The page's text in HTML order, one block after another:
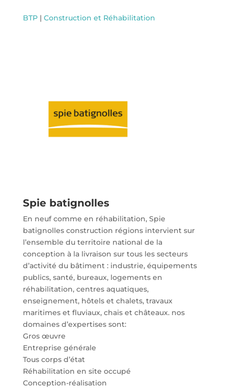
BTP| Construction et Réhabilitation
Spie batignolles
En neuf comme en réhabilitation, Spie
batignolles construction régions intervient sur
l’ensemble du territoire national de la
conception à la livraison sur tous les secteurs
d’activité du bâtiment : industrie, équipements
publics, santé, bureaux, logements en
réhabilitation, centres aquatiques,
enseignement, hôtels et chalets, travaux
maritimes et fluviaux, chais et châteaux. nos
domaines d’expertises sont:
Gros œuvre
Entreprise générale
Tous corps d’état
Réhabilitation en site occupé
Conception-réalisation